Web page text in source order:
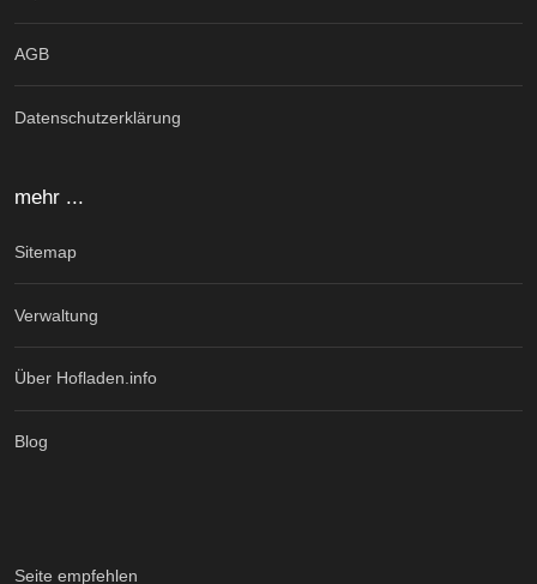
AGB
Datenschutzerklärung
mehr ...
Sitemap
Verwaltung
Über Hofladen.info
Blog
Seite empfehlen